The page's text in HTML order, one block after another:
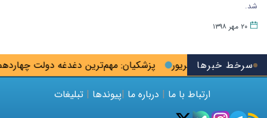
سرخط خبرها پزشکیان: مهم‌ترین دغدغه دولت تا پایان شهریور
شد.
۲۰ مهر ۱۳۹۸
ارتباط با ما | درباره ما |پیوندها | تبلیغات